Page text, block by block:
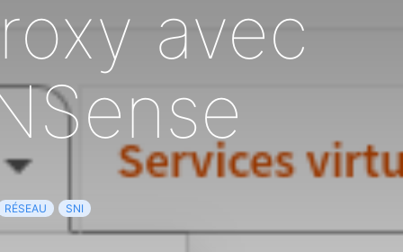
avec
RÉSEAU SNI